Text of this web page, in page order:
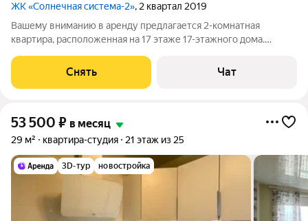
ЖК «Солнечная система-2», 2 квартал 2019
Вашему вниманию в аренду предлагается 2-комнатная
квартира, расположенная на 17 этаже 17-этажного дома.
проживания. О КВАРТИРЕ Квартира с хорошим дизайнерским
ремонтом. Имеет удобную планировку
Снять Чат
53 500 ₽ в месяц
29 м² квартира-студия 21 этаж из 25
3D-тур новостройка